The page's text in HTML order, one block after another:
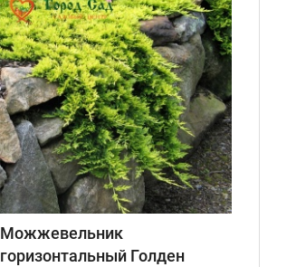
Можжевельник
горизонтальный Голден